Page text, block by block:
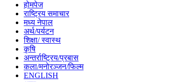
होमपेज
राष्ट्रिय समाचार
मध्य नेपाल
अर्थ/पर्यटन
शिक्षा/ स्वास्थ
कृषि
अन्तर्राष्ट्रिय/प्रबास
कला/मनोरञ्जन/फिल्म
ENGLISH